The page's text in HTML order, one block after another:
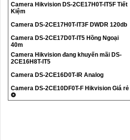
Camera Hikvision DS-2CE17H0T-IT5F Tiết
Kiệm
Camera DS-2CE17H0T-IT3F DWDR 120db
Camera DS-2CE17D0T-IT5 Hồng Ngoại
40m
Camera Hikvision đang khuyến mãi DS-
2CE16H8T-IT5
Camera DS-2CE16D0T-IR Analog
Camera DS-2CE10DF0T-F Hikvision Giá rẻ
❂